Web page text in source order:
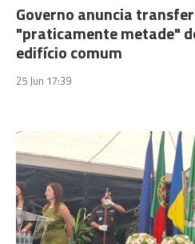
Governo anuncia
"praticamente metade"
edifício comum
25 Jun 17:39